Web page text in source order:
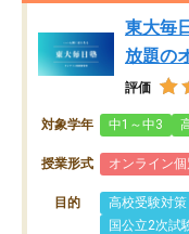
東大毎
放題の
評価
対象学年 中1～中3
授業形式 オンライン
目的 高校受験対策
国公立2次試